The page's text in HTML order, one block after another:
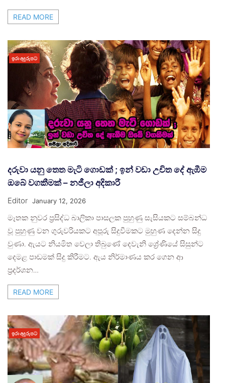
READ MORE
ඉරා අදුරුපට
දරුවා යනු තෙත මැටි ගොඩක් ; ඉන් වඩා උචිත දේ ඇඹීම
ඔබේ වගකීමක් – නජීලා අදිකාරී
Editor January 12, 2026
මෑතක නුවර ප්‍රසිද්ධ බාලිකා පාසලක පුහුණු සැසියකට සම්බන්ධ
වූ පුහුණු වන ගුරුවරියකට අපූරු සිදුවීමකට මුහුණ දෙන්න සිදු
වුණා. ඇයට නියමිත වෙලා තිබුණේ දෙවැනි ශ්‍රේණියේ සිසුන්ට
දෙමළ පාඩමක් සිදු කිරීමට. ඇය නිර්මාණය කර ගෙන ආ
ප්‍රදර්ශන…
READ MORE
ඉරා අදුරුපට